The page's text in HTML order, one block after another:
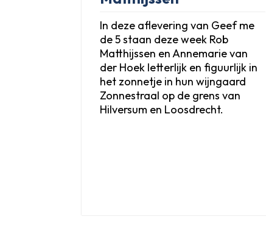
In deze aflevering van Geef me
de 5 staan deze week Rob
Matthijssen en Annemarie van
der Hoek letterlijk en figuurlijk in
het zonnetje in hun wijngaard
Zonnestraal op de grens van
Hilversum en Loosdrecht.